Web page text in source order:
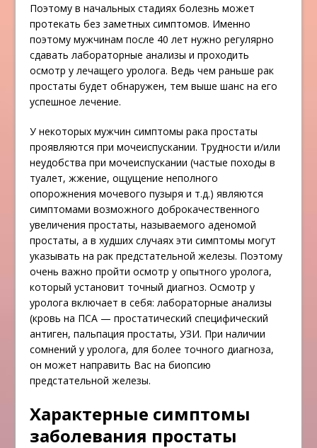
Поэтому в начальных стадиях болезнь может
протекать без заметных симптомов. Именно
поэтому мужчинам после 40 лет нужно регулярно
сдавать лабораторные анализы и проходить
осмотр у лечащего уролога. Ведь чем раньше рак
простаты будет обнаружен, тем выше шанс на его
успешное лечение.
У некоторых мужчин симптомы рака простаты
проявляются при мочеиспускании. Трудности и/или
неудобства при мочеиспускании (частые походы в
туалет, жжение, ощущение неполного
опорожнения мочевого пузыря и т.д.) являются
симптомами возможного доброкачественного
увеличения простаты, называемого аденомой
простаты, а в худших случаях эти симптомы могут
указывать на рак предстательной железы. Поэтому
очень важно пройти осмотр у опытного уролога,
который установит точный диагноз. Осмотр у
уролога включает в себя: лабораторные анализы
(кровь на ПСА — простатический специфический
антиген, пальпация простаты, УЗИ. При наличии
сомнений у уролога, для более точного диагноза,
он может направить Вас на биопсию
предстательной железы.
Характерные симптомы
заболевания простаты